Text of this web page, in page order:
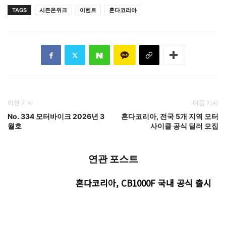
TAGS 시즌온위크 이벤트 혼다코리아
이전 기사
No. 334 모터바이크 2026년 3
월호
다음 기사
혼다코리아, 전국 5개 지역 모터
사이클 공식 딜러 모집
연관 포스트
혼다코리아, CB1000F 국내 공식 출시